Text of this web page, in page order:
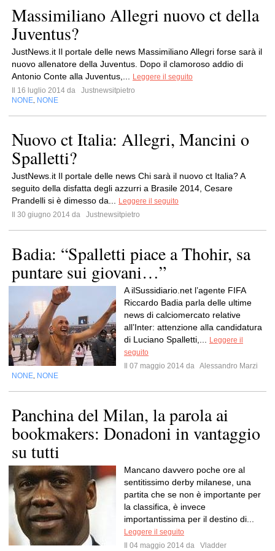
Massimiliano Allegri nuovo ct della
Juventus?
JustNews.it Il portale delle news Massimiliano Allegri forse sarà il
nuovo allenatore della Juventus. Dopo il clamoroso addio di
Antonio Conte alla Juventus,...
Leggere il seguito
Il 16 luglio 2014 da
Justnewsitpietro
NONE NONE
Nuovo ct Italia: Allegri, Mancini o
Spalletti?
JustNews.it Il portale delle news Chi sarà il nuovo ct Italia? A
seguito della disfatta degli azzurri a Brasile 2014, Cesare
Prandelli si è dimesso da...
Leggere il seguito
Il 30 giugno 2014 da
Justnewsitpietro
Badia: “Spalletti piace a Thohir, sa
puntare sui giovani…”
A ilSussidiario.net l’agente FIFA
Riccardo Badia parla delle ultime
news di calciomercato relative
all’Inter: attenzione alla candidatura
di Luciano Spalletti,...
Leggere il
seguito
Il 07 maggio 2014 da Alessandro Marzi
NONE NONE
Panchina del Milan, la parola ai
bookmakers: Donadoni in vantaggio
su tutti
Mancano davvero poche ore al
sentitissimo derby milanese, una
partita che se non è importante per
la classifica, è invece
importantissima per il destino di...
Leggere il seguito
Il 04 maggio 2014 da
Vladder